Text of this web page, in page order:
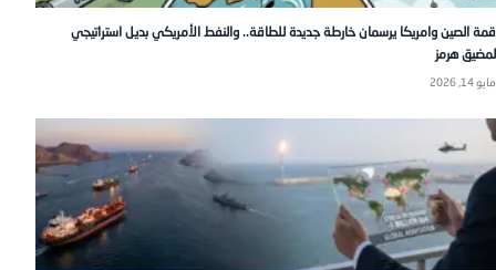
قمة الصين وامريكا يرسمان خارطة جديدة للطاقة.. والنفط الأمريكي بديل استراتيجي
لمضيق هرمز
مايو 14, 2026